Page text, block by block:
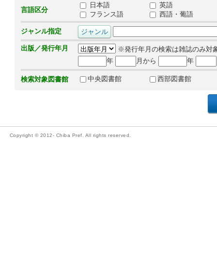
言語区分
日本語
英語
フランス語
西語・葡語
ジャンル指定
出版／発行年月
※発行年月の検索は雑誌のみ対
年
月から 年
検索対象図書館 中央図書館 西部図書館
Copyright © 2012- Chiba Pref. All rights reserved.